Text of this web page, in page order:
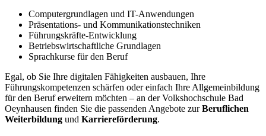
Computergrundlagen und IT-Anwendungen
Präsentations- und Kommunikationstechniken
Führungskräfte-Entwicklung
Betriebswirtschaftliche Grundlagen
Sprachkurse für den Beruf
Egal, ob Sie Ihre digitalen Fähigkeiten ausbauen, Ihre
Führungskompetenzen schärfen oder einfach Ihre Allgemeinbildung
für den Beruf erweitern möchten – an der Volkshochschule Bad
Oeynhausen finden Sie die passenden Angebote zurBeruflichen
Weiterbildung und Karriereförderung.